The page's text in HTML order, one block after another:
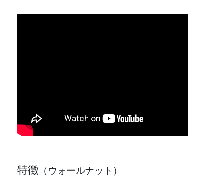
特徴 （ウォールナット）